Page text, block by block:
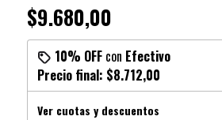
$9.680,00
10% OFFcon Efectivo
Precio final: $8.712,00
Ver cuotas y descuentos